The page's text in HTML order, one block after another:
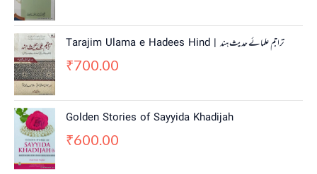
Tarajim Ulama e Hadees Hind | تراجم علمائے حديث ہند
₹700.00
Golden Stories of Sayyida Khadijah
₹600.00